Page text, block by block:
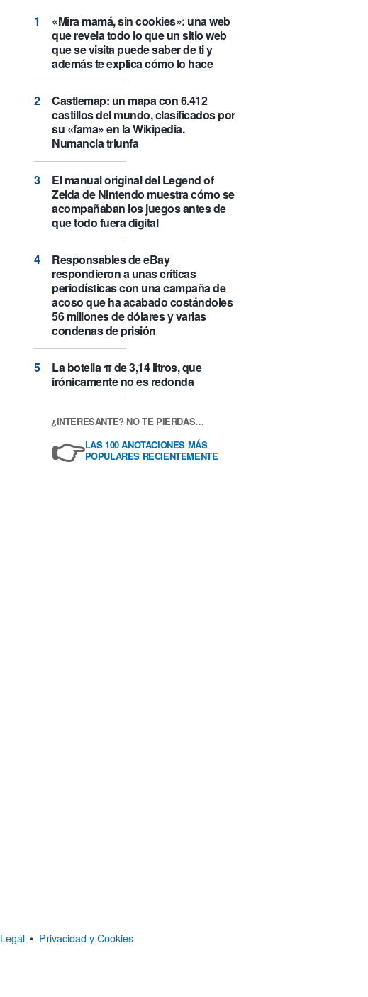
«Mira mamá, sin cookies»: una web
que revela todo lo que un sitio web
que se visita puede saber de ti y
además te explica cómo lo hace
Castlemap: un mapa con 6.412
castillos del mundo, clasificados por
su «fama» en la Wikipedia.
Numancia triunfa
El manual original del Legend of
Zelda de Nintendo muestra cómo se
acompañaban los juegos antes de
que todo fuera digital
Responsables de eBay
respondieron a unas críticas
periodísticas con una campaña de
acoso que ha acabado costándoles
56 millones de dólares y varias
condenas de prisión
La botella π de 3,14 litros, que
irónicamente no es redonda
¿INTERESANTE? NO TE PIERDAS…
👉LAS 100 ANOTACIONES MÁS
POPULARES RECIENTEMENTE
Legal • Privacidad y Cookies